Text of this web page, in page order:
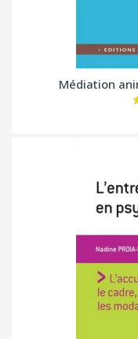
Médiation